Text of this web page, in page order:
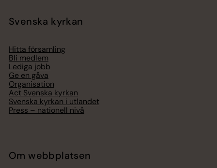
Svenska kyrkan
Hitta församling
Bli medlem
Lediga jobb
Ge en gåva
Organisation
Act Svenska kyrkan
Svenska kyrkan i utlandet
Press – nationell nivå
Om webbplatsen